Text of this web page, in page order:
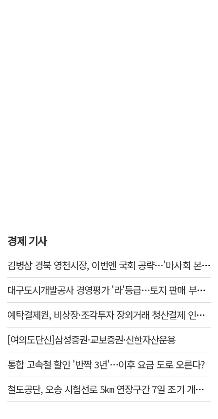
경제 기사
김병삼 경북 영천시장, 이번엔 국회 공략…'마사회 본사 이전·광역교통망 확충' 요청
대구도시개발공사 경영평가 '라'등급…토지 판매 부진에 1년 만에 두 단계 '뚝'
예탁결제원, 비상장·조각투자 장외거래 청산결제 인프라 구축 착수…연내 가동
[여의도단신]삼성증권·교보증권·신한자산운용
통합 고속철 할인 '반짝 3년'…이후 요금 도로 오른다?
철도공단, 오송 시험선로 5㎞ 연장구간 7일 조기 개통…LA 메트로 사업 지원